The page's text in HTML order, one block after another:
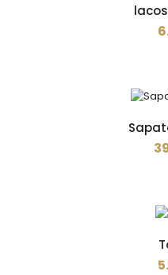
30% Poliéster ESTE